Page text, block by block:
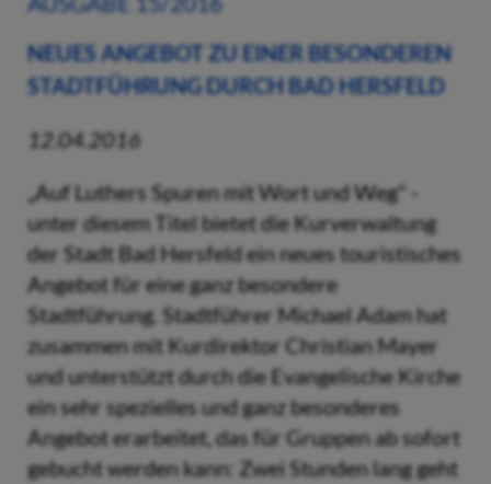
NEUES ANGEBOT ZU EINER BESONDEREN
STADTFÜHRUNG DURCH BAD HERSFELD
12.04.2016
„Auf Luthers Spuren mit Wort und Weg" -
unter diesem Titel bietet die Kurverwaltung
der Stadt Bad Hersfeld ein neues touristisches
Angebot für eine ganz besondere
Stadtführung. Stadtführer Michael Adam hat
zusammen mit Kurdirektor Christian Mayer
und unterstützt durch die Evangelische Kirche
ein sehr spezielles und ganz besonderes
Angebot erarbeitet, das für Gruppen ab sofort
gebucht werden kann: Zwei Stunden lang geht